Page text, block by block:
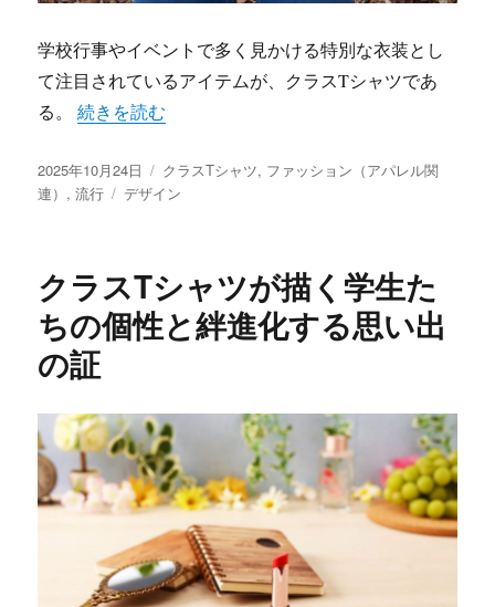
学校行事やイベントで多く見かける特別な衣装とし
て注目されているアイテムが、クラスTシャツであ
る。“クラスTシャツで彩る学校行事個性と一体感を紡ぐ
続きを読む
投
稿
2025年10月24日
カ
テ
クラスTシャツ, ファッション（アパレル関
連） ,流行
タ
デザイン
クラスTシャツが描く学生た
ちの個性と絆進化する思い出
の証